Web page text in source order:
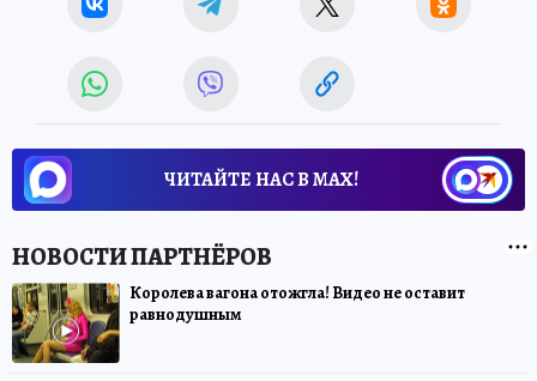
ЧИТАЙТЕ НАС В МАХ!
Королева вагона отожгла! Видео не оставит
равнодушным